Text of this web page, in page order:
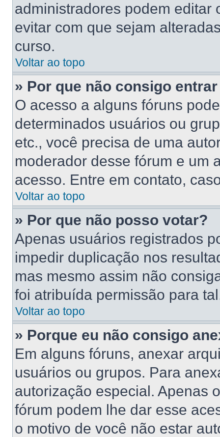
administradores podem editar
evitar com que sejam
curso.
Voltar ao topo
» Por que não consigo
O acesso a alguns fóruns
determinados usuários ou
etc., você precisa de uma
moderador desse fórum e um
acesso. Entre em contato,
Voltar ao topo
» Por que não posso votar?
Apenas usuários registrados
impedir duplicação nos
mas mesmo assim não
foi atribuída permissão para
Voltar ao topo
» Porque eu não consigo
Em alguns fóruns, anexar
usuários ou grupos. Para
autorização especial. Apenas
fórum podem lhe dar esse
o motivo de você não estar